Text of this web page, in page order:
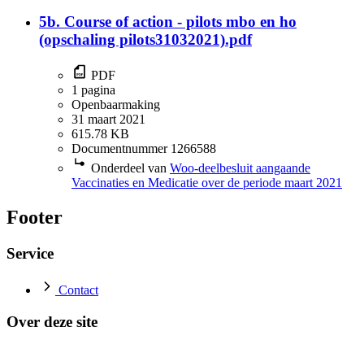
5b. Course of action - pilots mbo en ho
(opschaling pilots31032021).pdf
PDF
1 pagina
Openbaarmaking
31 maart 2021
615.78 KB
Documentnummer 1266588
Onderdeel van Woo-deelbesluit aangaande
Vaccinaties en Medicatie over de periode maart 2021
Footer
Service
Contact
Over deze site